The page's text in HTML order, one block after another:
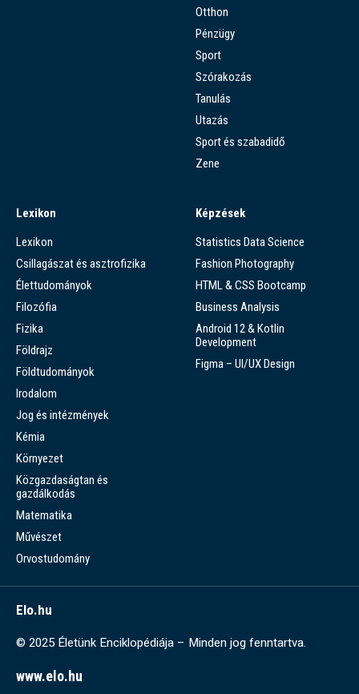
Otthon
Pénzügy
Sport
Szórakozás
Tanulás
Utazás
Sport és szabadidő
Zene
Lexikon
Lexikon
Csillagászat és asztrofizika
Élettudományok
Filozófia
Fizika
Földrajz
Földtudományok
Irodalom
Jog és intézmények
Kémia
Környezet
Közgazdaságtan és
gazdálkodás
Matematika
Művészet
Orvostudomány
Képzések
Statistics Data Science
Fashion Photography
HTML & CSS Bootcamp
Business Analysis
Android 12 & Kotlin
Development
Figma – UI/UX Design
Elo.hu
© 2025 Életünk Enciklopédiája – Minden jog fenntartva.
www.elo.hu